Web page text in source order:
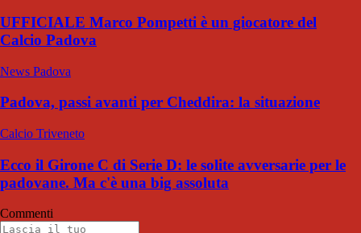
UFFICIALE Marco Pompetti è un giocatore del
Calcio Padova
News Padova
Padova, passi avanti per Cheddira: la situazione
Calcio Triveneto
Ecco il Girone C di Serie D: le solite avversarie per le
padovane. Ma c'è una big assoluta
Commenti